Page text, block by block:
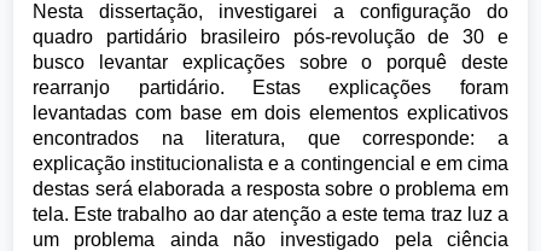
Nesta dissertação, investigarei a configuração do
quadro partidário brasileiro pós-revolução de 30 e
busco levantar explicações sobre o porquê deste
rearranjo partidário. Estas explicações foram
levantadas com base em dois elementos explicativos
encontrados na literatura, que corresponde: a
explicação institucionalista e a contingencial e em cima
destas será elaborada a resposta sobre o problema em
tela. Este trabalho ao dar atenção a este tema traz luz a
um problema ainda não investigado pela ciência